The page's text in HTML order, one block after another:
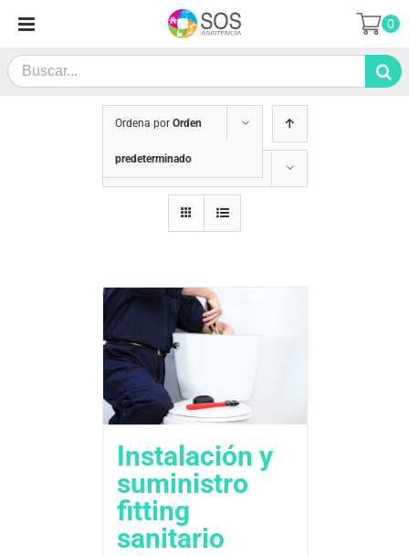
contenido
Search
for:
0
Ordena por Orden
predeterminado
Mostrar
Instalación y
suministro
fitting
sanitario